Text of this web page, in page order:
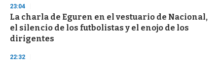
s
e
c
o
n
23:04
La charla de Eguren en el vestuario de Nacional,
el silencio de los futbolistas y el enojo de los
dirigentes
22:32